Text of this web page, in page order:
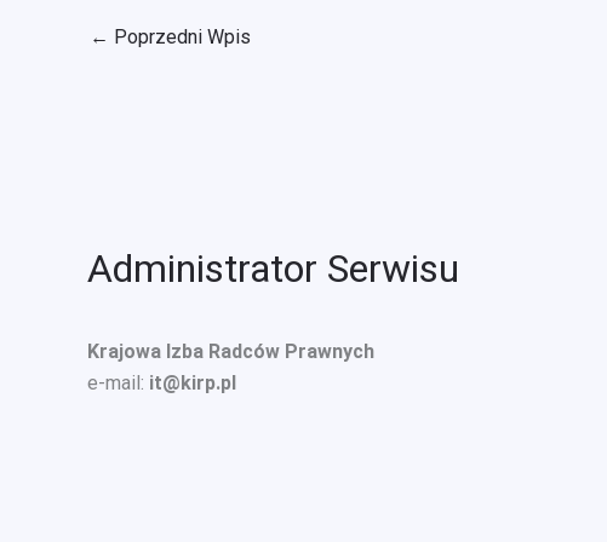
← Poprzedni Wpis
Administrator Serwisu
Krajowa Izba Radców Prawnych
e-mail: it@kirp.pl